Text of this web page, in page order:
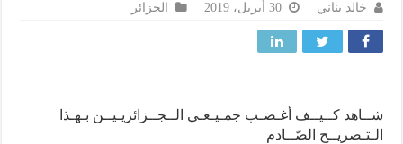
خالد بناني الجزائر
كــيــف أغـضـب جمـيـعـي الــجــزائريـيــن بـهـذا
الصّــادم